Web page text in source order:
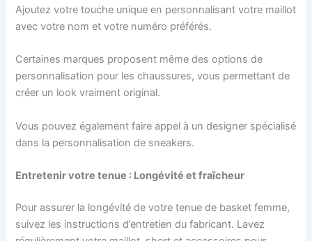
Ajoutez votre touche unique en personnalisant votre maillot
avec votre nom et votre numéro préférés.
Certaines marques proposent même des options de
personnalisation pour les chaussures, vous permettant de
créer un look vraiment original.
Vous pouvez également faire appel à un designer spécialisé
dans la personnalisation de sneakers.
Entretenir votre tenue : Longévité et fraîcheur
Pour assurer la longévité de votre tenue de basket femme,
suivez les instructions d’entretien du fabricant. Lavez